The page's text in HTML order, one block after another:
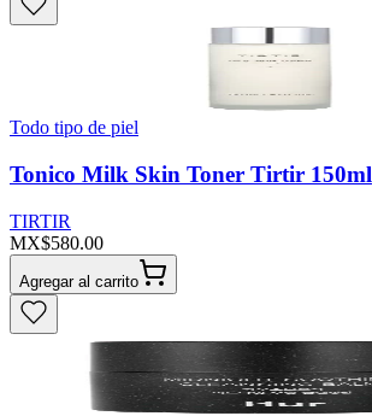
Todo tipo de piel
Tonico Milk Skin Toner Tirtir 150ml
TIRTIR
MX$580.00
Agregar al carrito